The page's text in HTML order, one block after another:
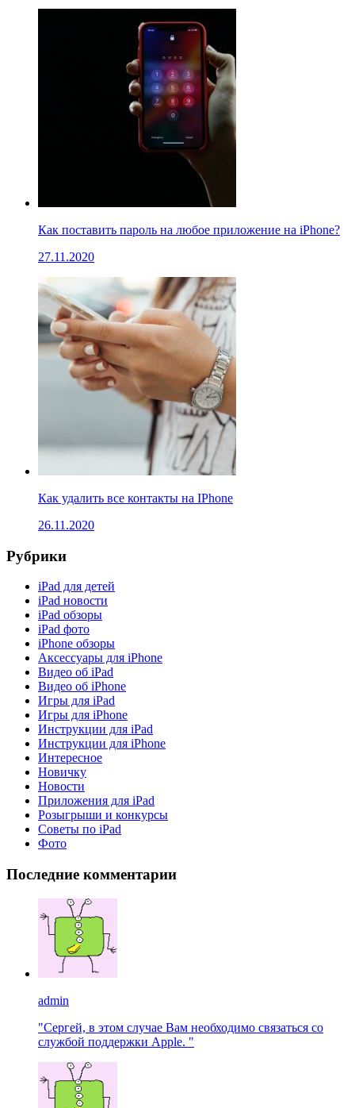
Как поставить пароль на любое приложение на iPhone?
27.11.2020
Как удалить все контакты на IPhone
26.11.2020
Рубрики
iPad для детей
iPad новости
iPad обзоры
iPad фото
iPhone обзоры
Аксессуары для iPhone
Видео об iPad
Видео об iPhone
Игры для iPad
Игры для iPhone
Инструкции для iPad
Инструкции для iPhone
Интересное
Новичку
Новости
Приложения для iPad
Розыгрыши и конкурсы
Советы по iPad
Фото
Последние комментарии
admin
"Сергей, в этом случае Вам необходимо связаться со
службой поддержки Apple. "